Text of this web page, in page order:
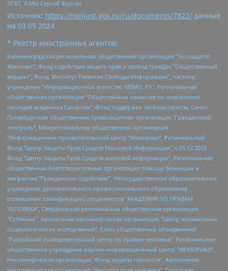
ЛГБТ, Я.МЫ Сергей Фургал
Источник: https://minjust.gov.ru/ru/documents/7822/ данные
на 03.05.2024
* Реестр иностранных агентов:
Калининградская региональная общественная организация "Экозащита!-Женсовет", Фонд содействия защите прав и свобод граждан "Общественный вердикт", Фонд "Институт Развития Свободы Информации", Частное учреждение "Информационное агентство МЕМО. РУ", Региональная общественная организация "Общественная комиссия по сохранению наследия академика Сахарова", Фонд поддержки свободы прессы, Санкт-Петербургская общественная правозащитная организация "Гражданский контроль", Межрегиональная общественная организация "Информационно-просветительский центр "Мемориал", Региональный Фонд "Центр Защиты Прав Средств Массовой Информации", с 05.12.2023 Фонд "Центр Защиты Прав Средств массовой информации", Региональная общественная благотворительная организация помощи беженцам и мигрантам "Гражданское содействие", Негосударственное образовательное учреждение дополнительного профессионального образования (повышение квалификации) специалистов "АКАДЕМИЯ ПО ПРАВАМ ЧЕЛОВЕКА", Свердловская региональная общественная организация "Сутяжник", Автономная некоммерческая организация "Центр независимых социологических исследований", Союз общественных объединений "Российский исследовательский центр по правам человека", Региональное общественное учреждение научно-информационный центр "МЕМОРИАЛ", Некоммерческая организация "Фонд защиты гласности", Автономная некоммерческая организация "Институт прав человека", Городская общественная организация "Екатеринбургское общество "МЕМОРИАЛ", Городская общественная организация "Рязанское историко-просветительское и правозащитное общество "Мемориал" (Рязанский Мемориал), Челябинский региональный орган общественной самодеятельности – женское общественное объединение "Женщины Евразии", Челябинский региональный орган общественной самодеятельности "Уральская правозащитная группа", Фонд содействия защите здоровья и социальной справедливости имени Андрея Рылькова, Автономная Некоммерческая Организация "Аналитический Центр Юрия Левады", Автономная некоммерческая организация социальной поддержки населения "Проект Апрель", Региональная общественная организация помощи женщинам и детям, находящимся в кризисной ситуации "Информационно-методический центр "Анна", Фонд содействия развитию массовых коммуникаций и правовому просвещению "Так-так-Так", Фонд содействия устойчивому развитию "Серебряная тайга", Свердловский региональный общественный фонд социальных проектов "Новое время", "Idel.Реалии", Кавказ.Реалии, Крым.Реалии, Телеканал Настоящее Время, Татаро-башкирская служба Радио Свобода (Azatliq Radiosi), Радио Свободная Европа/Радио Свобода (PCE/PC), "Сибирь.Реалии", "Фактограф", Благотворительный фонд помощи осужденным и их семьям, Автономная некоммерческая организация "Институт глобализации и социальных движений", Фонд "В защиту прав заключенных", Частное учреждение "Центр поддержки и содействия развитию средств массовой информации", Пензенский региональный общественный благотворительный фонд "Гражданский союз", "Север.Реалии", Некоммерческая организация Фонд "Правовая инициатива", Общество с ограниченной ответственностью "Радио Свободная Европа/Радио Свобода", Чешское информационное агентство "MEDIUM-ORIENT", Красноярская региональная общественная организация "Мы против СПИДа", Камалягин Денис Николаевич, Маркелов Сергей Евгеньевич, Пономарев Лев Александрович, Савицкая Людмила Алексеевна, Автономная некоммерческая организация "Центр по работе с проблемой насилия "НАСИЛИЮ.НЕТ", Межрегиональный профессиональный союз работников здравоохранения "Альянс врачей", Юридическое лицо, зарегистрированное в Латвийской Республике, SIA "Medusa Project" (регистрационный номер 40103797863, дата регистрации 10.06.2014), Некоммерческая организация "Фонд по борьбе с коррупцией", Автономная некоммерческая организация "Институт права и публичной политики", Баданин Роман Сергеевич, Гликин Максим Александрович, Железнова Мария Михайловна, Лукьянова Юлия Сергеевна, Маетная Елизавета Витальевна, Маняхин Петр Борисович, Чуракова Ольга Владимировна, Ярош Юлия Петровна, Юридическое лицо "The Insider SIA", зарегистрированное в Риге, Латвийская Республика (дата регистрации 26.06.2015), являющееся администратором доменного имени интернет-издания "The Insider SIA", https://theins.ru, Постернак Алексей Евгеньевич, Рубин Михаил Аркадьевич, Анин Роман Александрович, Юридическое лицо Istories fonds, зарегистрированное в Латвийской Республике (регистрационный номер 50008295751, дата регистрации 24.02.2020), Великовский Дмитрий Александрович, Долинина Ирина Николаевна, Мароховская Алеся Алексеевна, Шлейнов Роман Юрьевич, Шмагун Олеся Валентиновна, Общество с ограниченной ответственностью "Альтаир 2021", Общество с ограниченной ответственностью "Вега 2021", Общество с ограниченной ответственностью "Главный редактор 2021", Общество с ограниченной ответственностью "Ромашки монолит", Важенков Артем Валерьевич, Ивановская областная общественная организация "Центр гендерных исследований", Гурман Юрий Альбертович, Медиапроект "ОВД-Инфо", Егоров Владимир Владимирович, Жилинский Владимир Александрович, Общество с ограниченной ответственностью "ЗП", Иванова София Юрьевна, Карезина Инна Павловна, Кильтау Екатерина Викторовна, Петров Алексей Викторович, Пискунов Сергей Евгеньевич, Смирнов Сергей Сергеевич, Тихонов Михаил Сергеевич, Общество с ограниченной ответственностью "ЖУРНАЛИСТ-ИНОСТРАННЫЙ АГЕНТ", Арапова Галина Юрьевна, Вольтская Татьяна Анатольевна, Американская компания "Mason G.E.S. Anonymous Foundation" (США), являющаяся владельцем интернет-издания https://mnews.world/, Компания "Stichting Bellingcat", зарегистрированная в Нидерландах (дата регистрации 11.07.2018), Захаров Андрей Вячеславович, Клепиковская Екатерина Дмитриевна, Общество с ограниченной ответственностью "МЕМО", Перл Роман Александрович, Симонов Евгений Алексеевич, Соловьева Елена Анатольевна, Сотников Даниил Владимирович, Сурначева Елизавета Дмитриевна, Автономная некоммерческая организация по защите прав человека и информированию населения "Якутия – Наше Мнение", Общество с ограниченной ответственностью "Москоу диджитал медиа", с 26.01.2023 Общество с ограниченной ответственностью "Чайка Белые сады", Ветошкина Валерия Валерьевна, Заговора Максим Александрович, Межрегиональное общественное движение "Российская ЛГБТ - сеть", Оленичев Максим Владимирович, Павлов Иван Юрьевич, Скворцова Елена Сергеевна, Общество с ограниченной ответственностью "Как бы инагент", Кочетков Игорь Викторович, Общество с ограниченной ответственностью "Честные выборы", Еланчик Олег Александрович, Общество с ограниченной ответственностью "Нобелевский призыв", Гималова Регина Эмилевна, Григорьев Андрей Валерьевич, Григорьева Алина Александровна, Ассоциация по содействию защите прав призывников, альтернативнослужащих и военнослужащих "Правозащитная группа "Гражданин.Армия.Право", Хисамова Регина Фаритовна, Автономная некоммерческая организация по реализации социально-правовых программ "Лилит", Дальневосточное общественное движение "Маяк", Санкт-Петербургская ЛГБТ-инициативная группа "Выход", Инициативная группа ЛГБТ+ "Реверс", Алексеев Андрей Викторович, Бекбулатова Таисия Львовна, Беляев Иван Михайлович, Владыкина Елена Сергеевна, Гельман Марат Александрович, Никульшина Вероника Юрьевна, Толоконникова Надежда Андреевна, Шендерович Виктор Анатольевич, Общество с ограниченной ответственностью "Данное сообщение", Общество с ограниченной ответственностью Издательский дом "Новая глава", Айнбиндер Александра Александровна, Московский комьюнити-центр для ЛГБТ+инициатив, Благотворительный фонд развития филантропии, Deutsche Welle (Германия, Kurt-Schumacher-Strasse 3, 53113 Bonn), Борзунова Мария Михайловна, Воробьев Виктор Викторович, Голубева Анна Львовна, Константинова Алла Михайловна, Малкова Ирина Владимировна, Мурадов Мурад Абдулгалимович, Осетинская Елизавета Николаевна, Понасенков Евгений Николаевич, Ганапольский Матвей Юрьевич, Киселев Евгений Алексеевич, Борухович Ирина Григорьевна, Дремин Иван Тимофеевич, Дубровский Дмитрий Викторович, Красноярская региональная общественная организация поддержки и развития альтернативных образовательных технологий и межкультурных коммуникаций "ИНТЕРРА", Маяковская Екатерина Алексеевна, Фейгин Марк Захарович, Филимонов Андрей Викторович, Дзугкоева Регина Николаевна, Доброхотов Роман Александрович, Дудь Юрий Александрович, Елкин Сергей Владимирович, Кругликов Кирилл Игоревич, Сабунаева Мария Леонидовна, Семенов Алексей Владимирович, Шаинян Карен Багратович, Шульман Екатерина Михайловна, Асафьев Артур Валерьевич, Вахштайн Виктор Семенович, Венедиктов Алексей Алексеевич, Лушникова Екатерина Евгеньевна, Волков Леонид Михайлович, Невзоров Александр Глебович, Пархоменко Сергей Борисович, Сироткин Ярослав Николаевич, Кара-Мурза Владимир Владимирович, Баранова Наталья Владимировна, Гозман Леонид Яковлевич, Кагарлицкий Борис Юльевич, Климарев Михаил Валерьевич, Милов Владимир Станиславович, Автономная некоммерческая организация Краснодарский центр современного искусства "Типография", Моргенштерн Алишер Тагирович, Соболь Любовь Эдуардовна, Общество с ограниченной ответственностью "ЛИЗА НОРМ", Каспаров Гарри Кимович, Ходорковский Михаил Борисович, Общество с ограниченной ответственностью "Апрельские тезисы", Данилович Ирина Брониславовна, Кашин Олег Владимирович, Петров Николай Владимирович, Пивоваров Алексей Владимирович, Соколов Михаил Владимирович, Цветкова Юлия Владимировна, Чичваркин Евгений Александрович, Комитет против пыток/Команда против пыток, Общество с ограниченной ответственностью "Первый научный", Общество с ограниченной ответственностью "Вертолет и ко", Белоцерковская Вероника Борисовна, Кац Максим Евгеньевич, Лазарева Татьяна Юрьевна, Шаведдинов Руслан Табризович, Яшин Илья Валерьевич, Общество с ограниченной ответственностью "Иноагент ААВ", Алешковский Дмитрий Петрович, Альбац Евгения Марковна, Быков Дмитрий Львович, Галямина Юлия Евгеньевна, Лойко Сергей Леонидович, Мартынов Кирилл Константинович, Медведев Сергей Александрович, Крашенинников Федор Геннадиевич, Гордеева Катерина Вл